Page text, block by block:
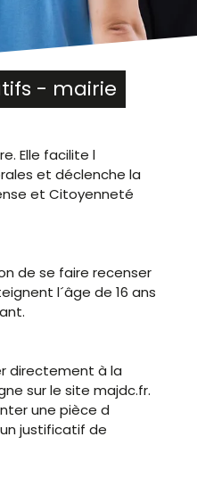
- mairie
Elle facilite l
et déclenche la
et Citoyenneté
de se faire recenser
l´âge de 16 ans
directement à la
sur le site majdc.fr.
une pièce d
justificatif de